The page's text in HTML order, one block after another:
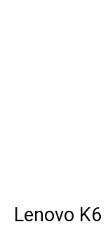
Lenovo